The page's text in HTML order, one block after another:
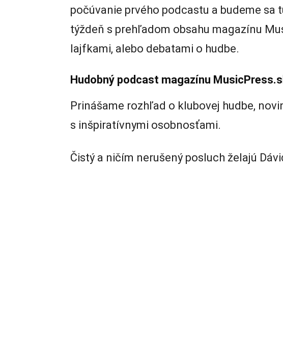
počúvanie prvého podcastu a budeme
týždeň s prehľadom obsahu magazínu
lajfkami, alebo debatami o hudbe.
Hudobný podcast magazínu
Prinášame rozhľad o klubovej hudbe,
s inšpiratívnymi osobnosťami.
Čistý a ničím nerušený posluch želajú